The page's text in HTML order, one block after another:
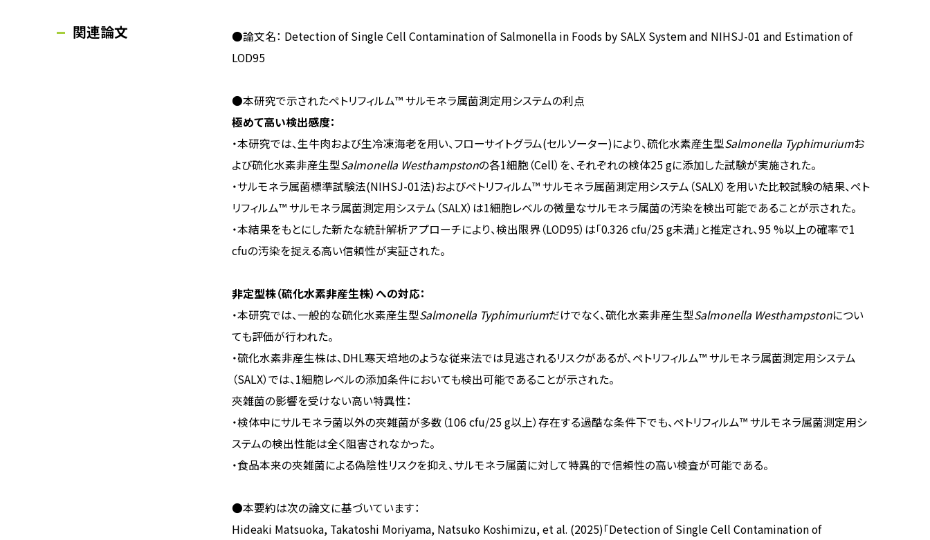
関連論文
●論文名： Detection of Single Cell Contamination of Salmonella in Foods by SALX System and NIHSJ-01 and Estimation of
LOD95
●本研究で示されたペトリフィルム™ サルモネラ属菌測定用システムの利点
極めて高い検出感度：
・本研究では、生牛肉および生冷凍海老を用い、フローサイトグラム(セルソーター)により、硫化水素産生型Salmonella Typhimuriumお
よび硫化水素非産生型Salmonella Westhampstonの各1細胞（Cell）を、それぞれの検体25 gに添加した試験が実施された。
・サルモネラ属菌標準試験法(NIHSJ-01法)およびペトリフィルム™ サルモネラ属菌測定用システム（SALX）を用いた比較試験の結果、ペト
リフィルム™ サルモネラ属菌測定用システム（SALX）は1細胞レベルの微量なサルモネラ属菌の汚染を検出可能であることが示された。
・本結果をもとにした新たな統計解析アプローチにより、検出限界（LOD95）は「0.326 cfu/25 g未満」と推定され、95 %以上の確率で1
cfuの汚染を捉える高い信頼性が実証された。
非定型株（硫化水素非産生株）への対応：
・本研究では、一般的な硫化水素産生型Salmonella Typhimuriumだけでなく、硫化水素非産生型Salmonella Westhampstonについ
ても評価が行われた。
・硫化水素非産生株は、DHL寒天培地のような従来法では見逃されるリスクがあるが、ペトリフィルム™ サルモネラ属菌測定用システム
（SALX）では、1細胞レベルの添加条件においても検出可能であることが示された。
夾雑菌の影響を受けない高い特異性：
・検体中にサルモネラ菌以外の夾雑菌が多数（106 cfu/25 g以上）存在する過酷な条件下でも、ペトリフィルム™ サルモネラ属菌測定用シ
ステムの検出性能は全く阻害されなかった。
・食品本来の夾雑菌による偽陰性リスクを抑え、サルモネラ属菌に対して特異的で信頼性の高い検査が可能である。
●本要約は次の論文に基づいています：
Hideaki Matsuoka, Takatoshi Moriyama, Natsuko Koshimizu, et al. (2025)「Detection of Single Cell Contamination of